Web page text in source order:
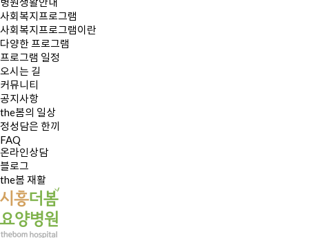
사회복지프로그램
사회복지프로그램이란
다양한 프로그램
프로그램 일정
오시는 길
커뮤니티
공지사항
the봄의 일상
정성담은 한끼
FAQ
온라인상담
블로그
the봄 재활